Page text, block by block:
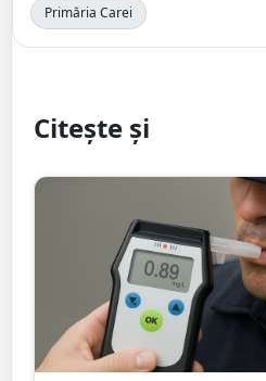
Primăria Carei
Citește și